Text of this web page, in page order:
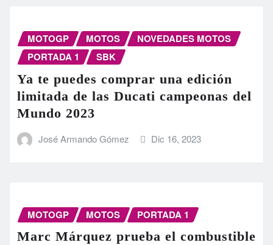
MOTOGP MOTOS
NOVEDADES MOTOS
PORTADA 1
SBK
Ya te puedes comprar una edición
limitada de las Ducati campeonas del
Mundo 2023
José Armando Gómez Dic 16, 2023
MOTOGP MOTOS PORTADA 1
Marc Márquez prueba el combustible